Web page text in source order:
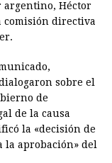
argentino, Héctor
comisión directiva
sobre el
de
de la causa
la «decisión de
la aprobación» del